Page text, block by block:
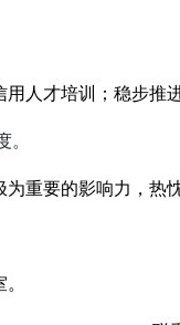
人才培训；稳步推
重要的影响力，热